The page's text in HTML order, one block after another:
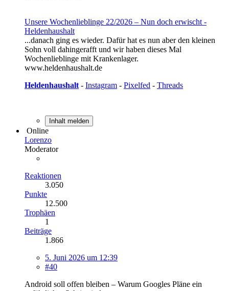
Unsere Wochenlieblinge 22/2026 – Nun doch erwischt -
Heldenhaushalt
...danach ging es wieder. Dafür hat es nun aber den kleinen
Sohn voll dahingerafft und wir haben dieses Mal
Wochenlieblinge mit Krankenlager.
www.heldenhaushalt.de
Heldenhaushalt - Instagram - Pixelfed - Threads
Inhalt melden
Online
Lorenzo
Moderator
Reaktionen
3.050
Punkte
12.500
Trophäen
1
Beiträge
1.866
5. Juni 2026 um 12:39
#40
Android soll offen bleiben – Warum Googles Pläne ein